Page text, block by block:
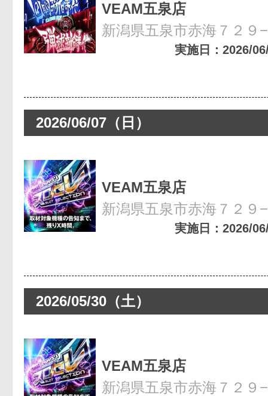
VEAM五泉店
新潟県五泉市赤海７２９
実施日：2026/
2026/06/07（日）
VEAM五泉店
新潟県五泉市赤海７２９
実施日：2026/
2026/05/30（土）
VEAM五泉店
新潟県五泉市赤海７２９